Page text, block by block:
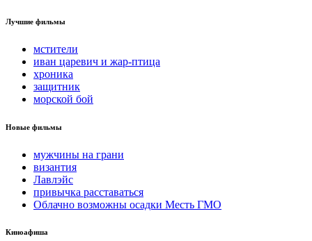
Лучшие фильмы
мстители
иван царевич и жар-птица
хроника
защитник
морской бой
Новые фильмы
мужчины на грани
византия
Лавлэйс
привычка расставаться
Облачно возможны осадки Месть ГМО
Киноафиша